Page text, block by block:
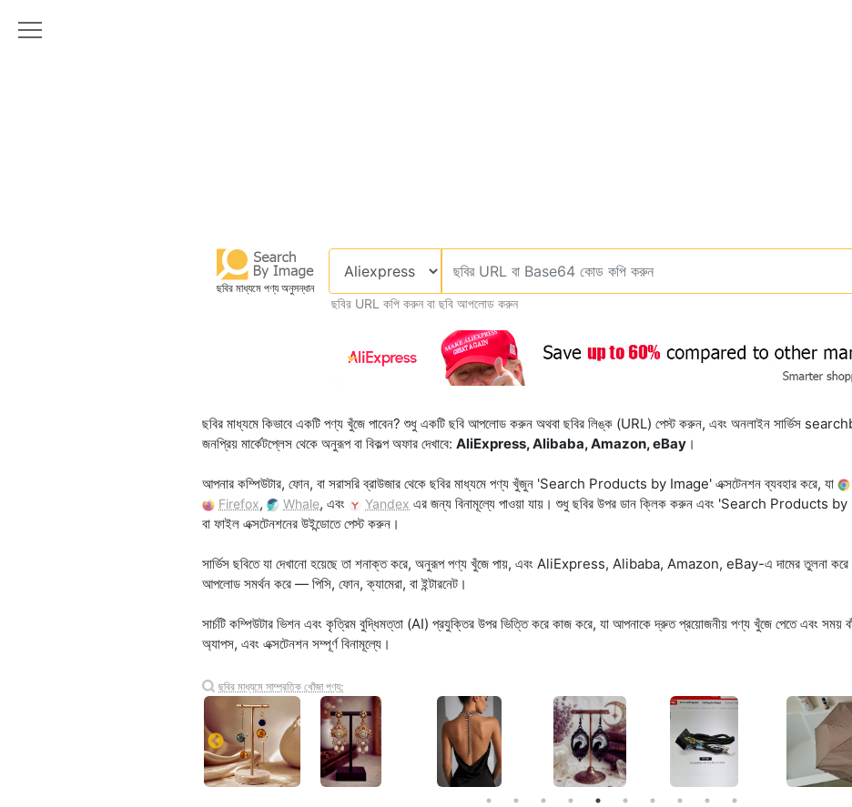
ছবির মাধ্যমে পণ্য অনুসন্ধান
ছবির URL কপি করুন বা ছবি আপলোড করুন
ছবির মাধ্যমে কিভাবে একটি পণ্য খুঁজে পাবেন? শুধু একটি ছবি আপলোড করুন অথবা ছবির লিঙ্ক (URL) পেস্ট করুন, এবং অনলাইন সার্ভিস
জনপ্রিয় মার্কেটপ্লেস থেকে অনুরূপ বা বিকল্প অফার দেখাবে: AliExpress, Alibaba, Amazon, eBay ।
আপনার কম্পিউটার, ফোন, বা সরাসরি ব্রাউজার থেকে ছবির মাধ্যমে পণ্য খুঁজুন 'Search Products by Image' এক্সটেনশন ব্যবহার করে, যা
Firefox, Whale, এবং Yandex এর জন্য বিনামূল্যে পাওয়া যায়। শুধু ছবির উপর ডান ক্লিক করুন এবং 'Search Products by
বা ফাইল এক্সটেনশনের উইন্ডোতে পেস্ট করুন।
সার্ভিস ছবিতে যা দেখানো হয়েছে তা শনাক্ত করে, অনুরূপ পণ্য খুঁজে পায়, এবং AliExpress, Alibaba, Amazon, eBay-এ দামের তুলনা
আপলোড সমর্থন করে — পিসি, ফোন, ক্যামেরা, বা ইন্টারনেট।
সার্চটি কম্পিউটার ভিশন এবং কৃত্রিম বুদ্ধিমত্তা (AI) প্রযুক্তির উপর ভিত্তি করে কাজ করে, যা আপনাকে দ্রুত প্রয়োজনীয় পণ্য খুঁজে পেতে এবং সময়
অ্যাপস, এবং এক্সটেনশন সম্পূর্ণ বিনামূল্যে।
ছবির মাধ্যমে সাম্প্রতিক খোঁজা পণ্য: